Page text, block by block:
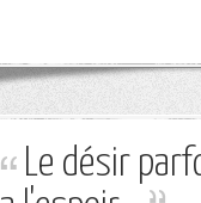
Le désir